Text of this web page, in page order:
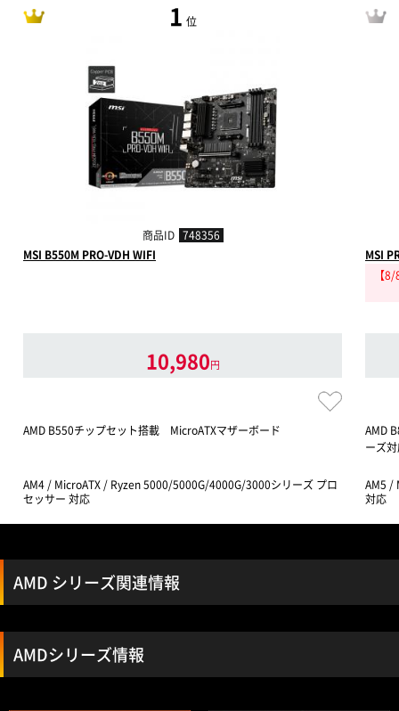
1 位
商品ID 748356
MSI B550M PRO-VDH WIFI
10,980円
AMD B550チップセット搭載 MicroATXマザーボード
AM4 / MicroATX / Ryzen 5000/5000G/4000G/3000シリーズ プロ
セッサー 対応
MSI
【
AMD
ーズ
AM5 /
対応
AMD シリーズ関連情報
AMDシリーズ情報